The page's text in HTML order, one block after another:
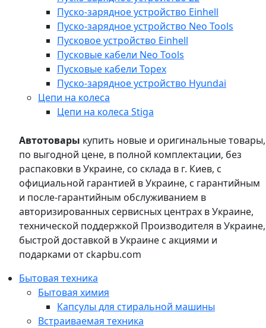
Пуско-зарядное устройство Einhell
Пуско-зарядное устройство Neo Tools
Пусковое устройство Einhell
Пусковые кабели Neo Tools
Пусковые кабели Topex
Пуско-зарядное устройство Hyundai
Цепи на колеса
Цепи на колеса Stiga
Автотовары купить новые и оригинальные товары,
по выгодной цене, в полной комплектации, без
распаковки в Украине, со склада в г. Киев, с
официальной гарантией в Украине, с гарантийным
и после-гарантийным обслуживанием в
авторизированных сервисных центрах в Украине,
технической поддержкой Производителя в Украине,
быстрой доставкой в Украине с акциями и
подарками от ckapbu.com
Бытовая техника
Бытовая химия
Капсулы для стиральной машины
Встраиваемая техника